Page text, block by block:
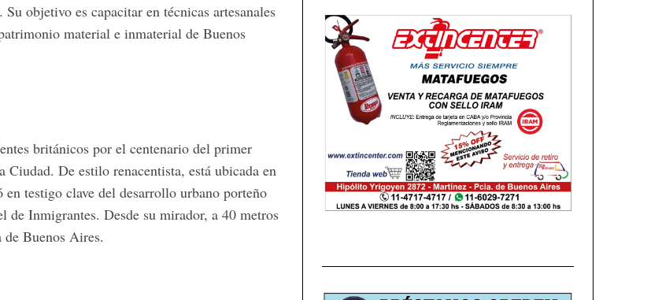
objetivo es capacitar en técnicas artesanales
material e inmaterial de Buenos
británicos por el centenario del primer
De estilo renacentista, está ubicada en
testigo clave del desarrollo urbano porteño
Inmigrantes. Desde su mirador, a 40 metros
Buenos Aires.